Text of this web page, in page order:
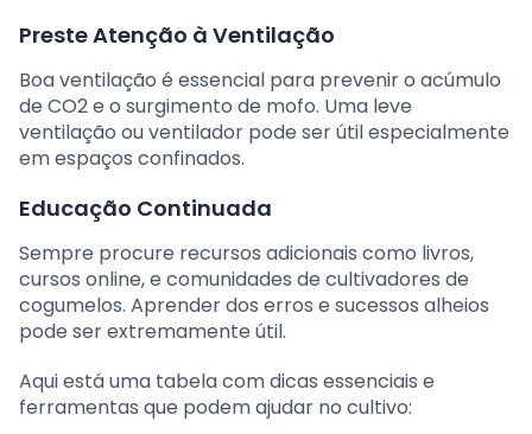
Preste Atenção à Ventilação
Boa ventilação é essencial para prevenir o acúmulo
de CO2 e o surgimento de mofo. Uma leve
ventilação ou ventilador pode ser útil especialmente
em espaços confinados.
Educação Continuada
Sempre procure recursos adicionais como livros,
cursos online, e comunidades de cultivadores de
cogumelos. Aprender dos erros e sucessos alheios
pode ser extremamente útil.
Aqui está uma tabela com dicas essenciais e
ferramentas que podem ajudar no cultivo: